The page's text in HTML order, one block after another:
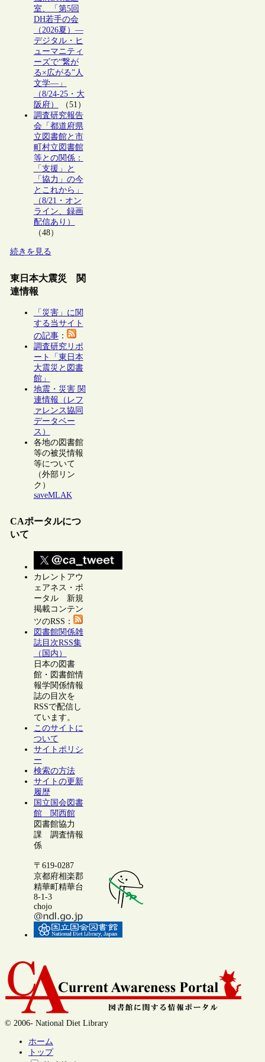
室、「第5回
DH若手の会
（2026夏）―
デジタル・ヒ
ューマニティ
ーズで“繋が
る×広がる”人
文学―」
（8/24-25・大
阪府）
（51）
調査研究報告
会「都道府県
立図書館と市
町村立図書館
等との関係：
「支援」と
「協力」の今
とこれから」
（8/21・オン
ライン、録画
配信あり）
（48）
続きを見る
東日本大震災 関
連情報
「災害」に関
する当サイト
の記事：
調査研究リポ
ート「東日本
大震災と図書
館」
地震・災害 関
連情報（レフ
ァレンス協同
データベー
ス）
各地の図書館
等の被災情報
等について
（外部リン
ク）
saveMLAK
CAポータルにつ
いて
カレントアウ
ェアネス・ポ
ータル 新規
掲載コンテン
ツのRSS：
図書館関係雑
誌目次RSS集
（国内）
日本の図書
館・図書館情
報学関係情報
誌の目次を
RSSで配信し
ています。
このサイトに
ついて
サイトポリシ
ー
検索の方法
サイトの更新
履歴
国立国会図書
館 関西館
図書館協力
課 調査情報
係
〒619-0287
京都府相楽郡
精華町精華台
8-1-3
chojo
© 2006- National Diet Library
ホーム
トップ